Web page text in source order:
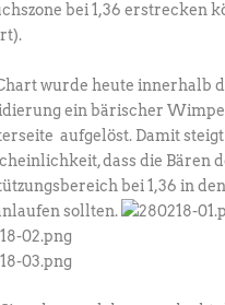
bei 1,36 erstrecken
wurde heute innerhalb
ein bärischer
aufgelöst. Damit
dass die Bären
bei 1,36 in
sollten.